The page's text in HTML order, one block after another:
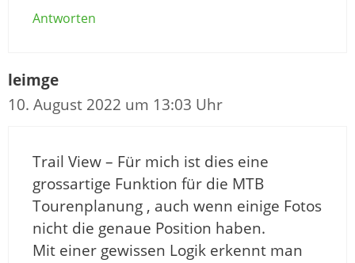
Antworten
leimge
10. August 2022 um 13:03 Uhr
Trail View – Für mich ist dies eine
grossartige Funktion für die MTB
Tourenplanung , auch wenn einige Fotos
nicht die genaue Position haben.
Mit einer gewissen Logik erkennt man